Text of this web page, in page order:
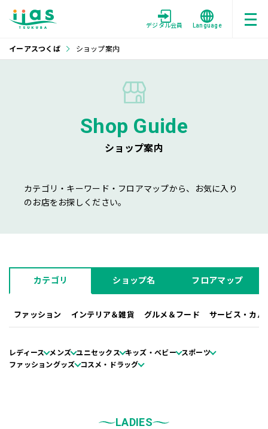
デジタル会員 Language
イーアスつくば ショップ案内
Shop Guide
ショップ案内
カテゴリ・キーワード・フロアマップから、お気に入り
のお店をお探しください。
カテゴリ ショップ名 フロアマップ
ファッション インテリア＆雑貨 グルメ＆フード サービス・カル
レディース メンズ ユニセックス キッズ・ベビー スポーツ
ファッショングッズ コスメ・ドラッグ
LADIES